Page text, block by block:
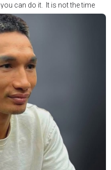
can do it. It is not the time
the world stage for a world
is watching.
okay to hesitate. When you
ensuring the safety and the
lives in the ring. At the end,
training seminar
love and respect of the